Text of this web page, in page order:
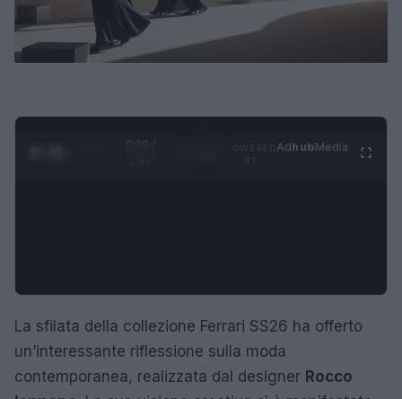
0:28 /
AdhubMedia
La sfilata della collezione Ferrari SS26 ha offerto
un’interessante riflessione sulla moda
contemporanea, realizzata dal designer Rocco